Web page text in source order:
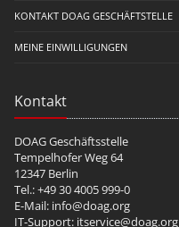
KONTAKT DOAG GESCHÄFTSTELLE
MEINE EINWILLIGUNGEN
Kontakt
DOAG Geschäftsstelle
Tempelhofer Weg 64
12347 Berlin
Tel.: +49 30 4005 999-0
E-Mail: info@doag.org
IT-Support: itservice@doag.org